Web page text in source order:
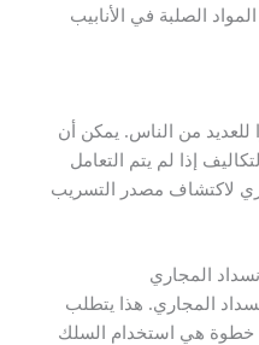
الصلبة في الأنابيب
للعديد من الناس. يمكن أن
إذا لم يتم التعامل
لاكتشاف مصدر التسريب
المجاري
المجاري. هذا يتطلب
خطوة هي استخدام السلك